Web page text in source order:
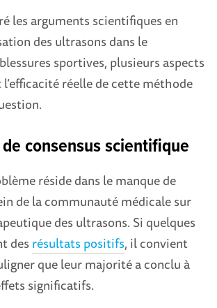
les arguments scientifiques en
des ultrasons dans le
sportives, plusieurs aspects
réelle de cette méthode
consensus scientifique
réside dans le manque de
de la communauté médicale sur
des ultrasons. Si quelques
des résultats positifs, il convient
que leur majorité a conclu à
significatifs.